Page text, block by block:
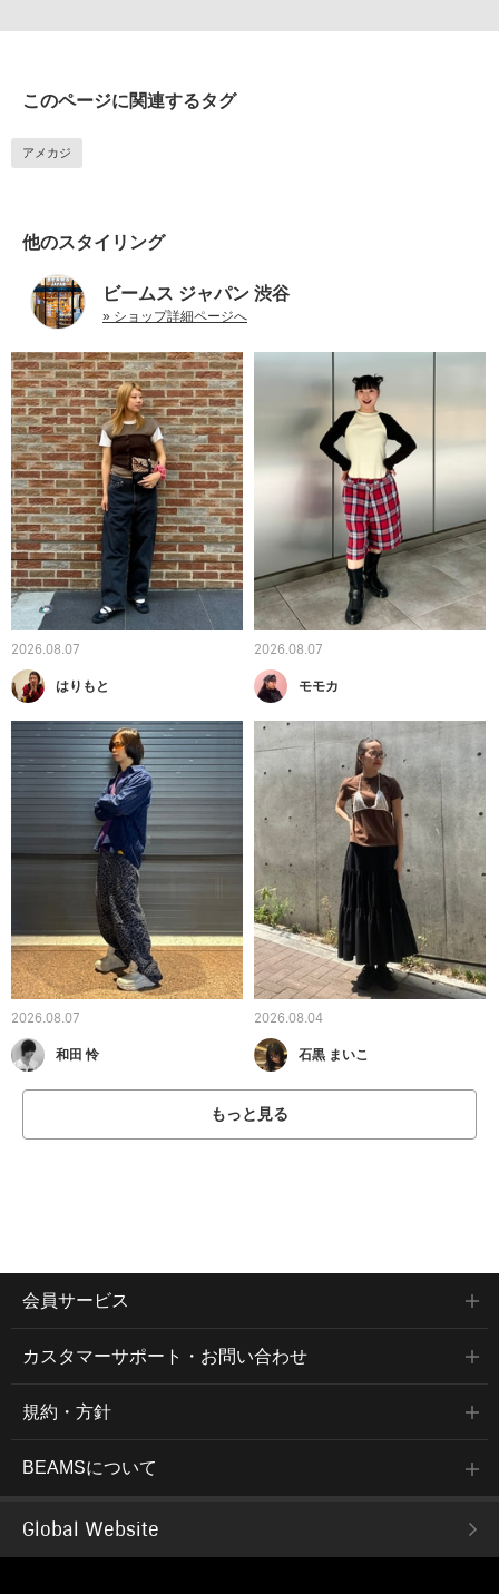
このページに関連するタグ
アメカジ
他のスタイリング
ビームス ジャパン 渋谷
» ショップ詳細ページへ
2026.08.07
はりもと
2026.08.07
モモカ
2026.08.07
和田 怜
2026.08.04
石黒 まいこ
もっと見る
会員サービス
カスタマーサポート・お問い合わせ
規約・方針
BEAMSについて
Global Website